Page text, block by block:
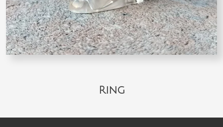
Ring